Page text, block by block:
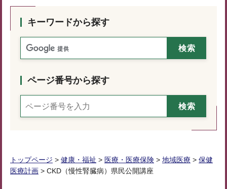
キーワードから探す
ページ番号から探す
トップページ > 健康・福祉 > 医療・医療保険 > 地域医療 > 保健
医療計画 > CKD（慢性腎臓病）県民公開講座